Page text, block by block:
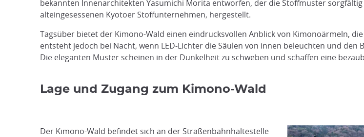
bekannten Innenarchitekten Yasumichi Morita entworfen, der die Stoffmuster
alteingesessenen Kyotoer Stoffunternehmen, hergestellt.
Tagsüber bietet der Kimono-Wald einen eindrucksvollen Anblick von Kimonoärmeln,
entsteht jedoch bei Nacht, wenn LED-Lichter die Säulen von innen beleuchten und
Die eleganten Muster scheinen in der Dunkelheit zu schweben und schaffen eine
Lage und Zugang zum Kimono-Wald
Der Kimono-Wald befindet sich an der Straßenbahnhaltestelle